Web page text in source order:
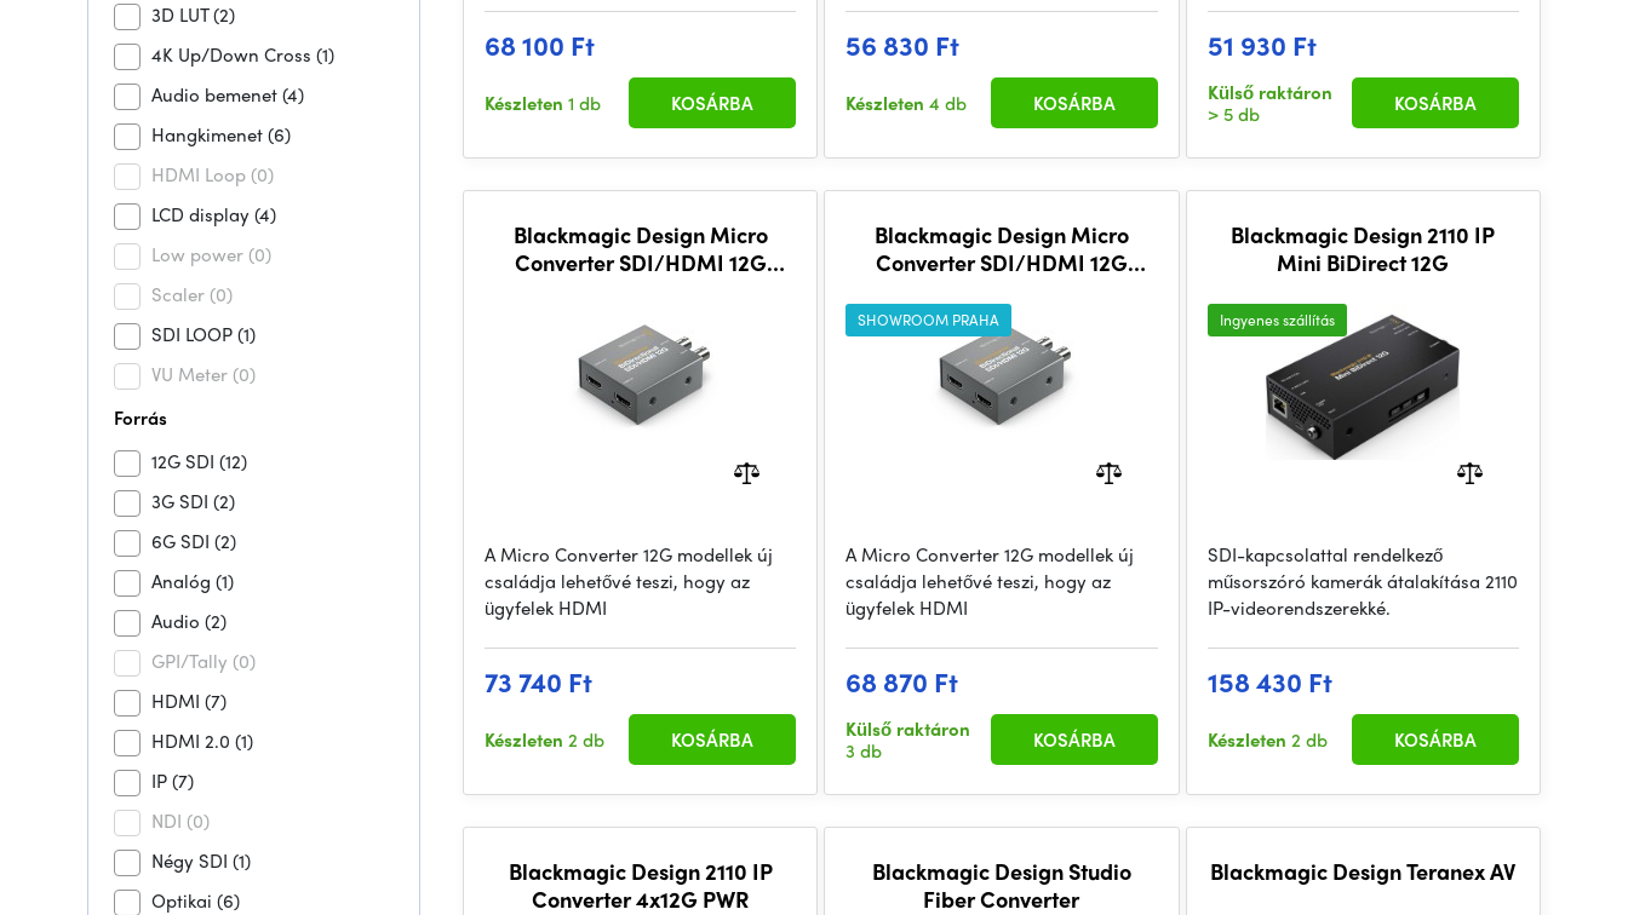
3D LUT(2)
4K Up/Down Cross (1)
Audio bemenet(4)
Hangkimenet(6)
HDMI Loop (0)
LCD display(4)
Low power (0)
Scaler (0)
SDI LOOP(1)
VU Meter (0)
Forrás
12G SDI (12)
3G SDI (2)
6G SDI (2)
Analóg (1)
Audio (2)
GPI/Tally (0)
HDMI (7)
HDMI 2.0 (1)
IP(7)
NDI (0)
Négy SDI (1)
Optikai (6)
68 100 Ft
Készleten 1 db KOSÁRBA
56 830 Ft
Készleten4 db KOSÁRBA
51 930 Ft
Külső raktáron
> 5 db
KOSÁRBA
Blackmagic Design Micro
Converter SDI/HDMI 12G
A Micro Converter 12G modellek új
családja lehetővé teszi, hogy az
ügyfelek HDMI
73 740 Ft
Készleten 2 db KOSÁRBA
Blackmagic Design Micro
Converter SDI/HDMI 12G
SHOWROOM PRAHA
A Micro Converter 12G modellek új
családja lehetővé teszi, hogy az
ügyfelek HDMI
68 870 Ft
Külső raktáron
3 db
KOSÁRBA
Blackmagic Design 2110 IP
Mini BiDirect 12G
Ingyenes szállítás
SDI-kapcsolattal rendelkező
műsorszóró kamerák átalakítása 2110
IP-videorendszerekké.
158 430 Ft
Készleten 2 db KOSÁRBA
Blackmagic Design 2110 IP
Converter 4x12G PWR
Blackmagic Design Studio
Fiber Converter
Blackmagic Design Teranex AV